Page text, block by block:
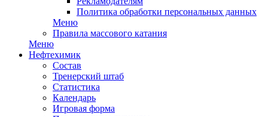
Политика обработки персональных данных
Меню
Правила массового катания
Меню
Нефтехимик
Состав
Тренерский штаб
Статистика
Календарь
Игровая форма